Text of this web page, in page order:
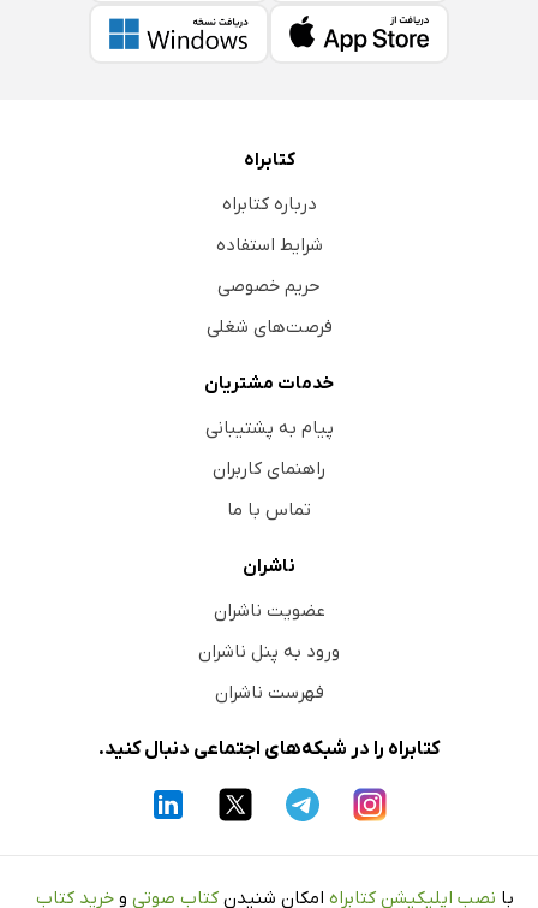
کتابراه
درباره کتابراه
شرایط استفاده
حریم خصوصی
فرصت‌های شغلی
خدمات مشتریان
پیام به پشتیبانی
راهنمای کاربران
تماس با ما
ناشران
عضویت ناشران
ورود به پنل ناشران
فهرست ناشران
کتابراه را در شبکه‌های اجتماعی دنبال کنید.
با نصب اپلیکیشن کتابراه امکان شنیدن کتاب صوتی و خرید کتاب